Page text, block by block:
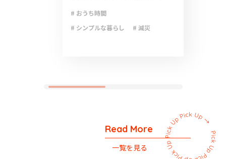
# おうち時間
# シンプルな暮らし
# 減災
Read More
一覧を見る